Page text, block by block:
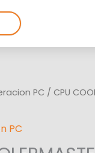
PC / CPU
PC